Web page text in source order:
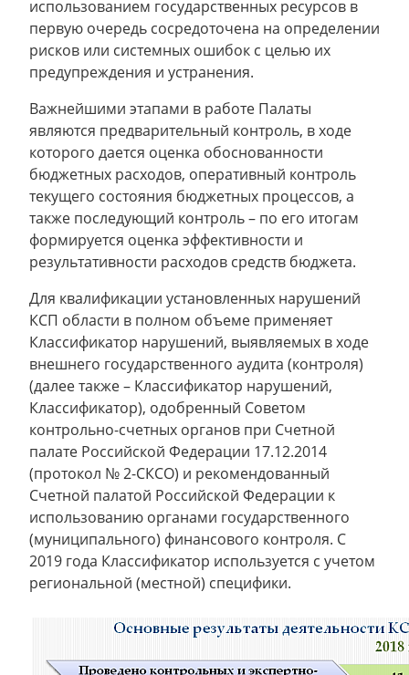
использованием государственных ресурсов в
первую очередь сосредоточена на определении
рисков или системных ошибок с целью их
предупреждения и устранения.
Важнейшими этапами в работе Палаты
являются предварительный контроль, в ходе
которого дается оценка обоснованности
бюджетных расходов, оперативный контроль
текущего состояния бюджетных процессов, а
также последующий контроль – по его итогам
формируется оценка эффективности и
результативности расходов средств бюджета.
Для квалификации установленных нарушений
КСП области в полном объеме применяет
Классификатор нарушений, выявляемых в ходе
внешнего государственного аудита (контроля)
(далее также – Классификатор нарушений,
Классификатор), одобренный Советом
контрольно-счетных органов при Счетной
палате Российской Федерации 17.12.2014
(протокол № 2-СКСО) и рекомендованный
Счетной палатой Российской Федерации к
использованию органами государственного
(муниципального) финансового контроля. С
2019 года Классификатор используется с учетом
региональной (местной) специфики.